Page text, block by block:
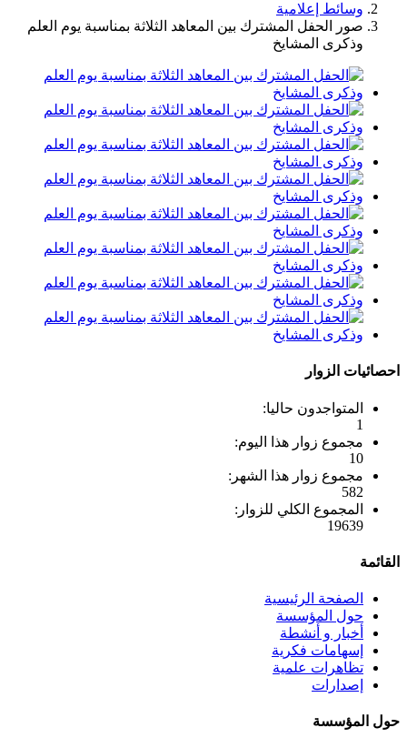
وسائط إعلامية
صور الحفل المشترك بين المعاهد الثلاثة بمناسبة يوم العلم
وذكرى المشايخ
احصائيات الزوار
المتواجدون حاليا:
1
مجموع زوار هذا اليوم:
10
مجموع زوار هذا الشهر:
582
المجموع الكلي للزوار:
19639
القائمة
الصفحة الرئيسية
حول المؤسسة
أخبار و أنشطة
إسهامات فكرية
تظاهرات علمية
إصدارات
حول المؤسسة